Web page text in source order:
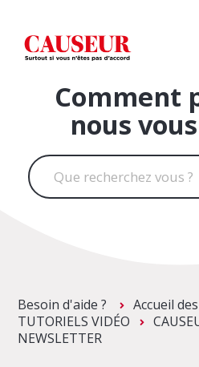
Comment
nous vous
Besoin d'aide ?
Accueil
TUTORIELS VIDÉO
NEWSLETTER